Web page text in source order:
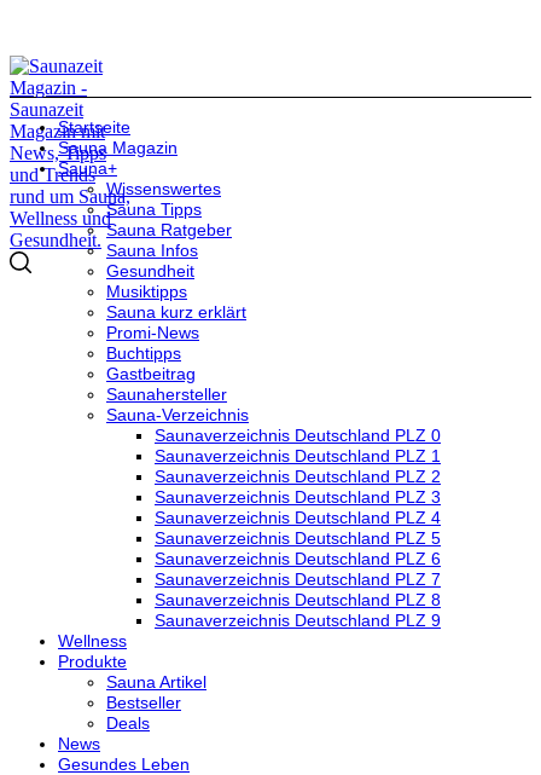
Startseite
Sauna Magazin
Sauna+
Wissenswertes
Sauna Tipps
Sauna Ratgeber
Sauna Infos
Gesundheit
Musiktipps
Sauna kurz erklärt
Promi-News
Buchtipps
Gastbeitrag
Saunahersteller
Sauna-Verzeichnis
Saunaverzeichnis Deutschland PLZ 0
Saunaverzeichnis Deutschland PLZ 1
Saunaverzeichnis Deutschland PLZ 2
Saunaverzeichnis Deutschland PLZ 3
Saunaverzeichnis Deutschland PLZ 4
Saunaverzeichnis Deutschland PLZ 5
Saunaverzeichnis Deutschland PLZ 6
Saunaverzeichnis Deutschland PLZ 7
Saunaverzeichnis Deutschland PLZ 8
Saunaverzeichnis Deutschland PLZ 9
Wellness
Produkte
Sauna Artikel
Bestseller
Deals
News
Gesundes Leben